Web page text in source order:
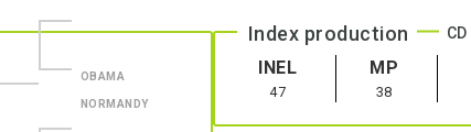
OBAMA
NORMANDY
Index production
INEL
47
MP
38